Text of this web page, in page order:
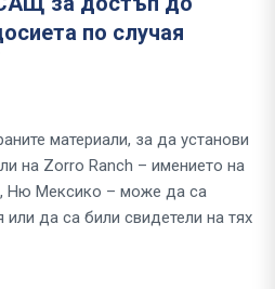
по случая
материали, за да установи
на Zorro Ranch – имението на
Ню Мексико – може да са
или да са били свидетели на тях